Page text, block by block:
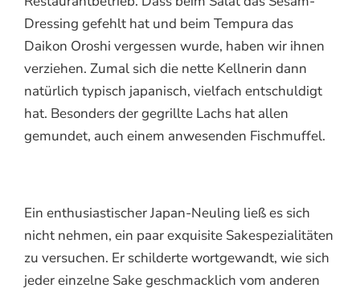
Dressing gefehlt hat und beim Tempura das
Daikon Oroshi vergessen wurde, haben wir ihnen
verziehen. Zumal sich die nette Kellnerin dann
natürlich typisch japanisch, vielfach entschuldigt
hat. Besonders der gegrillte Lachs hat allen
gemundet, auch einem anwesenden Fischmuffel.
Ein enthusiastischer Japan-Neuling ließ es sich
nicht nehmen, ein paar exquisite Sakespezialitäten
zu versuchen. Er schilderte wortgewandt, wie sich
jeder einzelne Sake geschmacklich vom anderen